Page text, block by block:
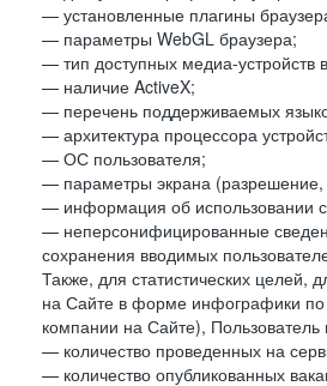
— установленные плагины
— параметры WebGL браузера;
— тип доступных медиа-устройств
— наличие ActiveX;
— перечень поддерживаемых
— архитектура процессора
— ОС пользователя;
— параметры экрана (разрешение,
— информация об использовании
— неперсонифицированные
сохранения вводимых
Также, для статистических целей,
на Сайте в форме инфографики по
компании на Сайте),
— количество проведенных на
— количество опубликованных